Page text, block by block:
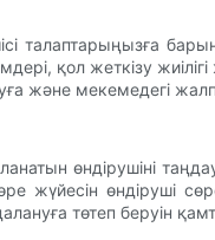
талаптарыңызға
қол жеткізу
және мекемедегі
өндірушіні таңдау
жүйесін өндіруші
төтеп беруін